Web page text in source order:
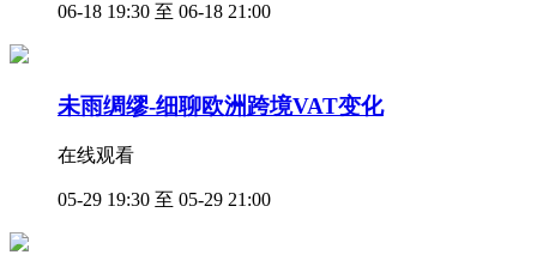
06-18 19:30 至 06-18 21:00
未雨绸缪-细聊欧洲跨境VAT变化
在线观看
05-29 19:30 至 05-29 21:00